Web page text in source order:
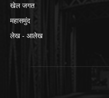
खेल जगत
महासमुंद
लेख - आलेख